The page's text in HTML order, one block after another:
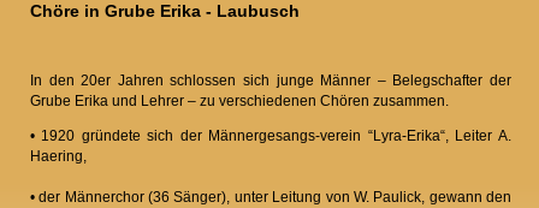
Chöre in Grube Erika - Laubusch
In den 20er Jahren schlossen sich junge Männer – Belegschafter der
Grube Erika und Lehrer – zu verschiedenen Chören zusammen.
• 1920 gründete sich der Männergesangs-verein “Lyra-Erika“, Leiter A.
Haering,
• der Männerchor (36 Sänger), unter Leitung von W. Paulick, gewann den